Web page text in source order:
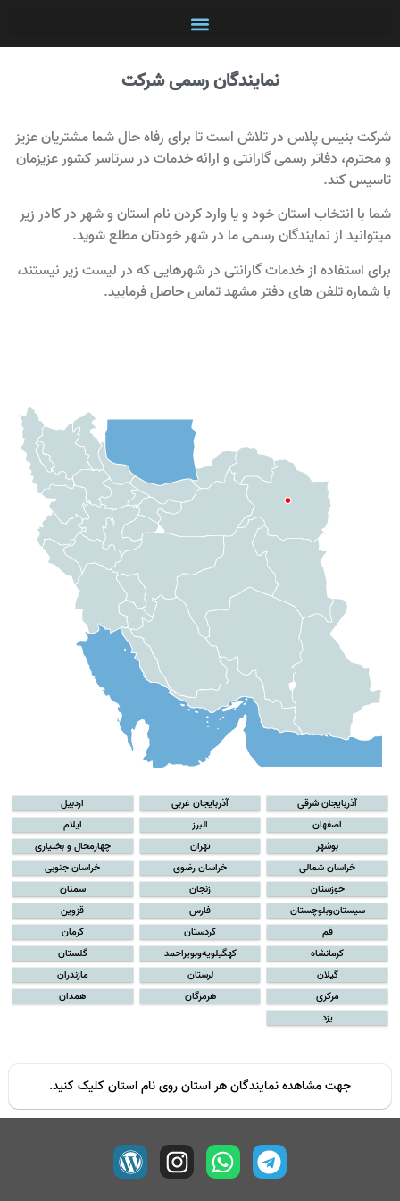
نمایندگان رسمی شرکت
شرکت بنیس پلاس در تلاش است تا برای رفاه حال شما مشتریان عزیز
و محترم، دفاتر رسمی گارانتی و ارائه خدمات در سرتاسر کشور عزیزمان
تاسیس کند.
شما با انتخاب استان خود و یا وارد کردن نام استان و شهر در کادر زیر
میتوانید از نمایندگان رسمی ما در شهر خودتان مطلع شوید.
برای استفاده از خدمات گارانتی در شهرهایی که در لیست زیر نیستند،
با شماره تلفن های دفتر مشهد تماس حاصل فرمایید.
آذربایجان شرقی آذربایجان غربی
اردبیل
اصفهان
البرز
ایلام
بوشهر
تهران
چهارمحال و بختیاری
خراسان شمالی
خراسان رضوی
خراسان جنوبی
خوزستان
زنجان
سمنان
سیستان‌و‌بلوچستان
فارس
قزوین
قم
کردستان
کرمان
کرمانشاه
کهگیلویه‌و‌بویراحمد
گلستان
گیلان
لرستان
مازندران
مرکزی
هرمزگان
همدان
یزد
جهت مشاهده نمایندگان هر استان روی نام استان کلیک کنید.